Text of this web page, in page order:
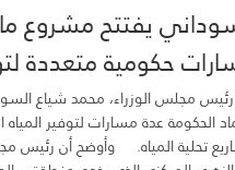
يفتتح مشروع
حكومية متعددة
مجلس الوزراء، محمد شياع
الحكومة عدة مسارات لتوفير
تحلية المياه. وأوضح أن رئيس